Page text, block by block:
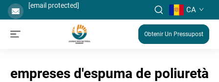
[email protected] CA
Obtenir Un Pressupost
empreses d'espuma de poliuretà